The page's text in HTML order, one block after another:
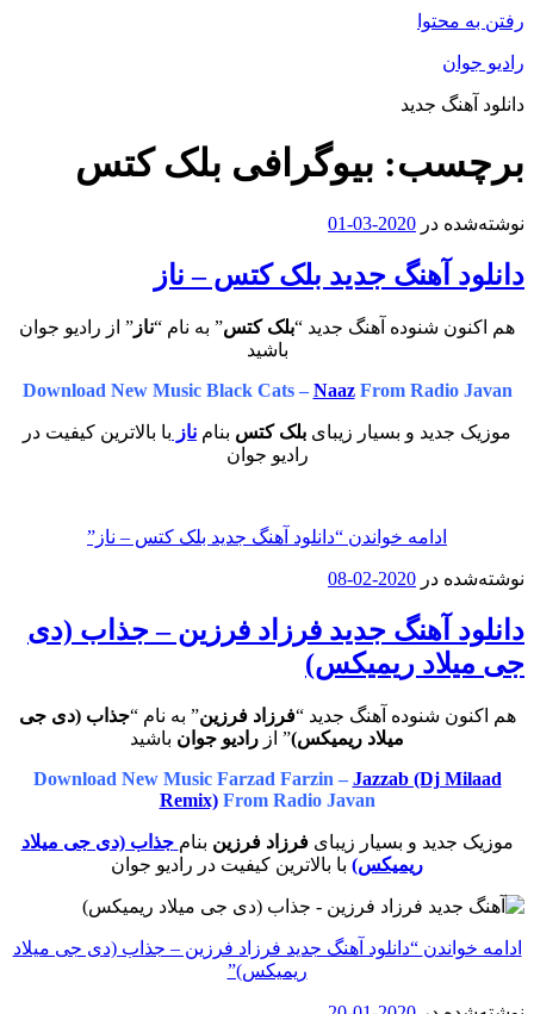
رفتن به محتوا
رادیو جوان
دانلود آهنگ جدید
برچسب: بیوگرافی بلک کتس
نوشته‌شده در 2020-03-01
دانلود آهنگ جدید بلک کتس – ناز
هم اکنون شنوده آهنگ جدید “بلک کتس” به نام “ناز ” از رادیو جوان
باشید
Download New Music Black Cats – NaazFrom Radio Javan
موزیک جدید و بسیار زیبای بلک کتس بنام ناز با بالاترین کیفیت در
رادیو جوان
ادامه خواندن “دانلود آهنگ جدید بلک کتس – ناز”
نوشته‌شده در 2020-02-08
دانلود آهنگ جدید فرزاد فرزین – جذاب (دی
جی میلاد ریمیکس)
هم اکنون شنوده آهنگ جدید “فرزاد فرزین” به نام “جذاب (دی جی
میلاد ریمیکس)” از رادیو جوان باشید
Download New Music Farzad Farzin – Jazzab (Dj Milaad
Remix)From Radio Javan
موزیک جدید و بسیار زیبایفرزاد فرزین بنام جذاب (دی جی میلاد
ریمیکس) با بالاترین کیفیت در رادیو جوان
ادامه خواندن “دانلود آهنگ جدید فرزاد فرزین – جذاب (دی جی میلاد
ریمیکس)”